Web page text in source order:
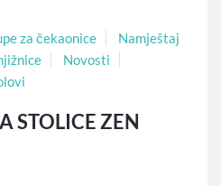
za čekaonice
Namještaj
Novosti
STOLICE ZEN